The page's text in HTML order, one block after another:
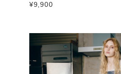
¥9,900